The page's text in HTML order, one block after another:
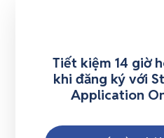
Tiết kiệm 14 giờ
khi đăng ký với
Application